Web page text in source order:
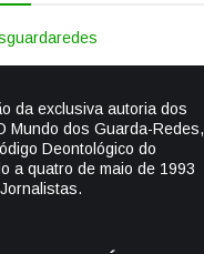
da exclusiva autoria dos
Mundo dos Guarda-Redes,
Deontológico do
a quatro de maio de 1993